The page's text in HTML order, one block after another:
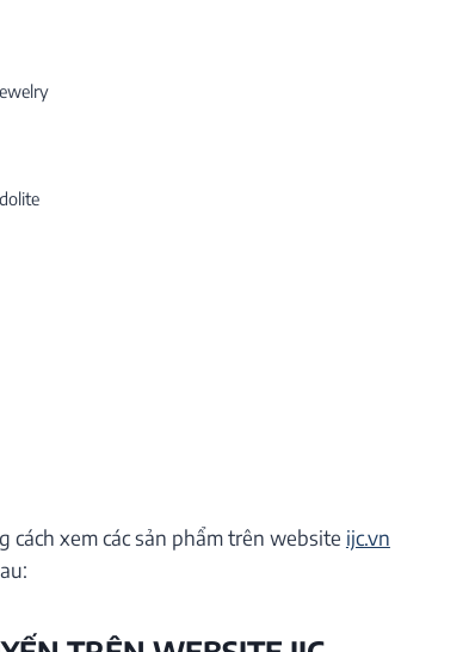
cách xem các sản phẩm trên website ijc.vn